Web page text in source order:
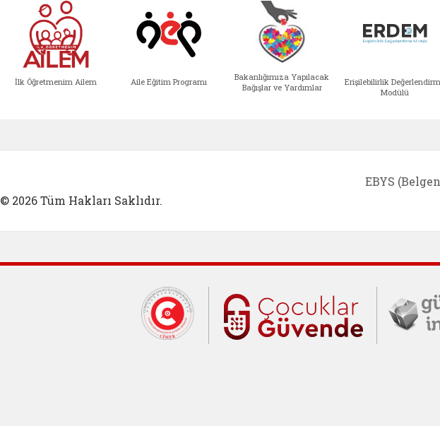
İlk Öğretmenim Ailem Aile Eğitim Programı
Bakanlığımıza Yapılacak
Bağışlar ve Yardımlar
Erişilebilirlik
Modülü
© 2026 Tüm Hakları Saklıdır.
EBYS
Cumhurbaşkanlığı İletişim Merkezi
Çocuklar